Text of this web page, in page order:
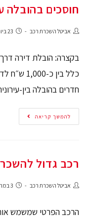
חוסכים בהובלה
אביטל השכרת רכב 23 ביוני 2026
בקצרה: הובלת דירה
חדרים בהובלה בין-
להמשך קריאה
רכב גדול
אביטל השכרת רכב 3 במרץ 2020
הרכב הפרטי שמשמש